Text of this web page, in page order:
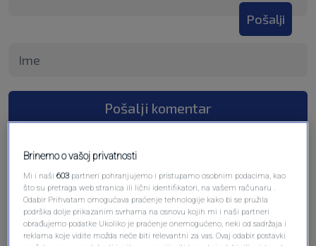
Pošalji
Pošalji komentar
Brinemo o vašoj privatnosti
Mi i naši603 partneri pohranjujemo i pristupamo osobnim podacima, kao
što su pretraga web stranica ili lični identifikatori, na vašem računaru .
Odabir Prihvatam omogućava praćenje tehnologije kako bi se pružila
podrška dolje prikazanim svrhama na osnovu kojih mi i naši partneri
obrađujemo podatke Ukoliko je praćenje onemogućeno, neki od sadržaja i
reklama koje vidite možda neće biti relevantni za vas. Ovaj odabir postavki